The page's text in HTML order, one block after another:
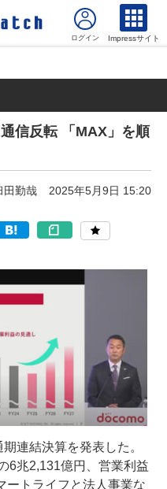
Impressサイト
信反転 「MAX」を順
田勤哉 2025年5月9日 15:20
連結決算を発表した。
6兆2,131億円、営業利益
ートライフと法人事業な